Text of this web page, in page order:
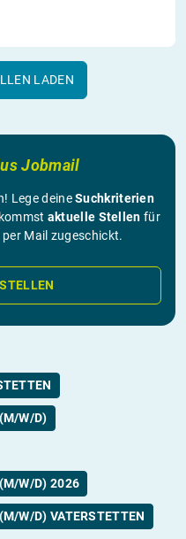
LADEN
Jobmail
Lege deineSuchkriterien
aktuelle Stellen für
Mail zugeschickt.
W/D)
W/D) 2026
W/D) VATERSTETTEN